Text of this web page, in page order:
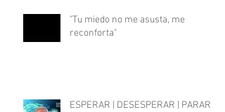
"Tu miedo no me asusta, me
reconforta"
ESPERAR | DESESPERAR | PARAR